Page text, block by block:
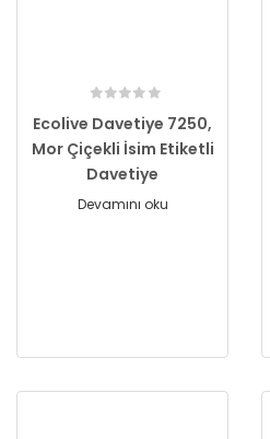
Ecolive Davetiye 7250,
Mor Çiçekli İsim Etiketli
Davetiye
Devamını oku